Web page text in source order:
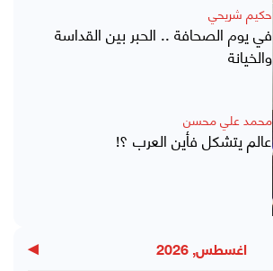
حكيم شريحي
في يوم الصحافة .. الحبر بين القداسة
والخيانة
محمد علي محسن
عالم يتشكل فأين العرب ؟!
اغسطس, 2026 ▶